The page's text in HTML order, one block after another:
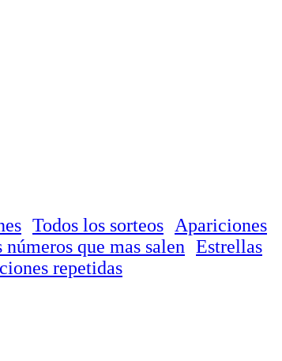
Todos los sorteos
Apariciones
números que mas salen Estrellas
repetidas